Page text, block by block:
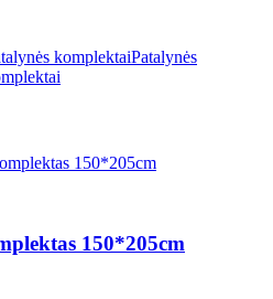
komplektaiPatalynės
150*205cm